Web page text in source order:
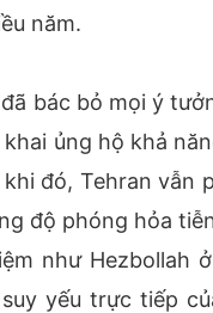
năm.
bác bỏ mọi ý
ủng hộ khả
đó, Tehran vẫn
độ phóng hỏa
như Hezbollah
yếu trực tiếp